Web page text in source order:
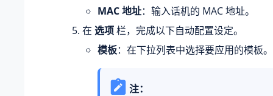
MAC 地址：输入话机的 MAC 地址。
在 选项栏，完成以下自动配置设定。
模板：在下拉列表中选择要应用的模板。
注：